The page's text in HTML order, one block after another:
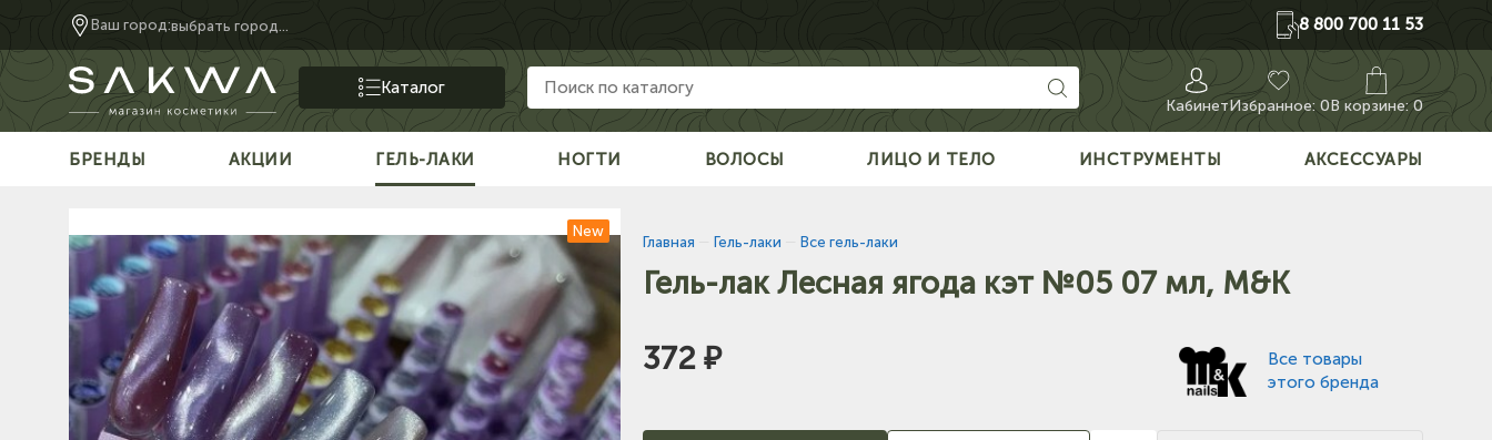
Ваш город:выбрать город... 8 800 700 11 53
Каталог
КабинетИзбранное:0В корзине: 0
БРЕНДЫ АКЦИИ ГЕЛЬ-ЛАКИ НОГТИ ВОЛОСЫ ЛИЦО И ТЕЛО ИНСТРУМЕНТЫ АКСЕССУАРЫ
New
Главная Гель-лаки Все гель-лаки
Гель-лак Лесная ягода кэт №05 07 мл, M&K
372 ₽
Все товары
этого бренда